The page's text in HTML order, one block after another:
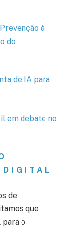
à
do
de IA para
em debate no
DIGITAL
de
que
o